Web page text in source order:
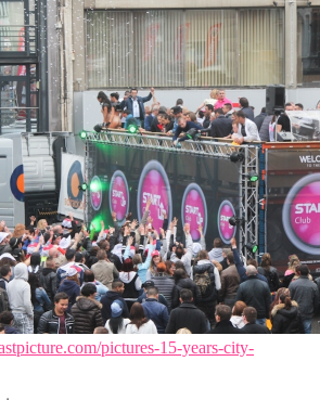
pictures-15-years-city-